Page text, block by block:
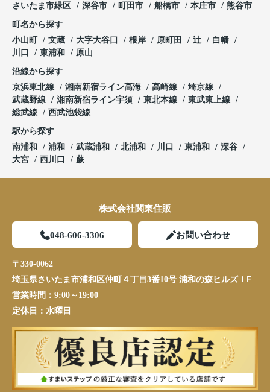
さいたま市緑区
深谷市 町田市 船橋市 本庄市 熊谷市
町名から探す
小山町
文蔵 大字大谷口 根岸 原町田 辻
白幡
川口
東浦和 原山
沿線から探す
京浜東北線
湘南新宿ライン高海 高崎線
埼京線
武蔵野線
湘南新宿ライン宇須 東北本線
東武東上線
総武線
西武池袋線
駅から探す
南浦和
浦和 武蔵浦和 北浦和 川口 東浦和
深谷
大宮
西川口 蕨
株式会社関東住販
048-606-3306 お問い合わせ
〒330-0062
埼玉県さいたま市浦和区仲町４丁目3番10号 浦和の森ヒルズ 1Ｆ
営業時間： 9:00～19:00
定休日： 水曜日